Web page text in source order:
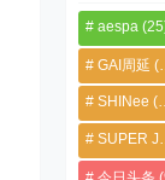
aespa
GAI周延 (21)
SHINee (13)
SUPER JUNIOR